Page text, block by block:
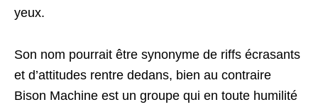
yeux.
Son nom pourrait être synonyme de riffs écrasants
et d’attitudes rentre dedans, bien au contraire
Bison Machine est un groupe qui en toute humilité